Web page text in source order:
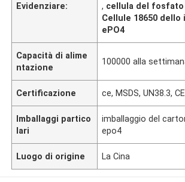
Evidenziare:
, cellula del fosfato
Cellule 18650
ePO4
Capacità di alime
ntazione
100000 alla
Certificazione ce, MSDS, UN38.3, CE
Imballaggi partico
lari
imballaggio del
epo4
Luogo di origine La Cina